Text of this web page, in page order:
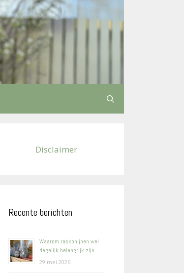
Disclaimer
Recente berichten
Waarom raskonijnen wel
degelijk belangrijk zijn
29 mei 2026